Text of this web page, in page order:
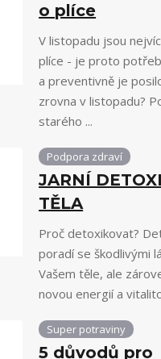
o plíce
V listopadu jsou
plíce - je proto
a preventivně je
zrovna v listopadu?
starého ...
Podpora zdraví
JARNÍ
TĚLA
Proč detoxikovat?
poradí se škodlivými
Vašem těle, ale
novou energií a
Super potraviny
5 důvodů pro